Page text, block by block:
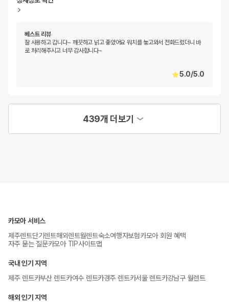
베스트 리뷰
잘 사용하고 갑니다~ 깨끗하고 넑고 좋았어요 워치를 놓고와서 전화드렸더니 바
로 처리해주시고 너무 감사합니다~
5.0/5.0
439개 더보기
카모아 서비스
제주렌트단기렌트해외렌트월렌트숙소여행자보험카모아 회원 혜택
자주 묻는 질문카모아 TIP사이트맵
국내 인기 지역
제주 렌트카부산 렌트카여수 렌트카경주 렌트카서울 렌트카강남구 월렌트
해외 인기 지역